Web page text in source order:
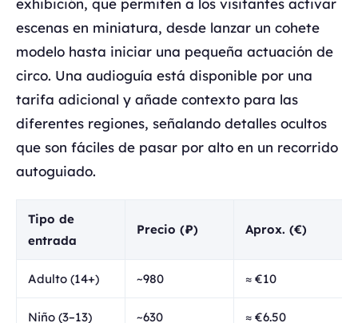
exhibición, que permiten a los visitantes activar
escenas en miniatura, desde lanzar un cohete
modelo hasta iniciar una pequeña actuación de
circo. Una audioguía está disponible por una
tarifa adicional y añade contexto para las
diferentes regiones, señalando detalles ocultos
que son fáciles de pasar por alto en un recorrido
autoguiado.
Tipo de
entrada
Precio (₽) Aprox. (€)
Adulto (14+) ~980 ≈ €10
Niño (3–13) ~630 ≈ €6.50